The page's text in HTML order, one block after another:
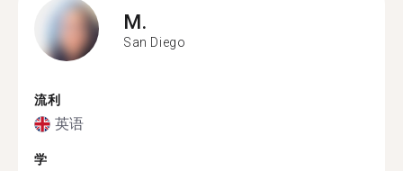
M.
San Diego
流利
英语
学